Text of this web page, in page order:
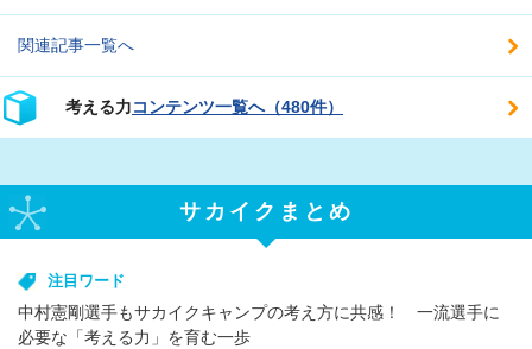
関連記事一覧へ
考える力コンテンツ一覧へ（480件）
サカイクまとめ
注目ワード
中村憲剛選手もサカイクキャンプの考え方に共感！ 一流選手に
必要な「考える力」を育む一歩